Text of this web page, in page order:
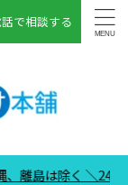
で相談する
除く ＼24時間365